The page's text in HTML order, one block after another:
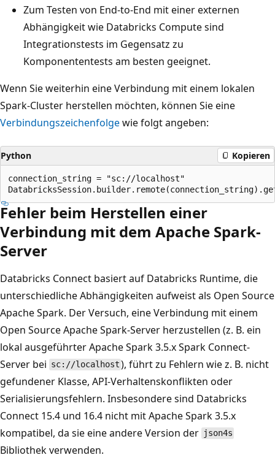
Zum Testen von End-to-End mit einer externen
Abhängigkeit wie Databricks Compute sind
Integrationstests im Gegensatz zu
Komponententests am besten geeignet.
Wenn Sie weiterhin eine Verbindung mit einem lokalen
Spark-Cluster herstellen möchten, können Sie eine
Verbindungszeichenfolgewie folgt angeben:
Python Kopieren
connection_string = "sc://localhost"
Fehler beim Herstellen einer
Verbindung mit dem Apache Spark-
Server
Databricks Connect basiert auf Databricks Runtime, die
unterschiedliche Abhängigkeiten aufweist als Open Source
Apache Spark. Der Versuch, eine Verbindung mit einem
Open Source Apache Spark-Server herzustellen (z. B. ein
lokal ausgeführter Apache Spark 3.5.x Spark Connect-
Server bei sc://localhost ), führt zu Fehlern wie z. B. nicht
gefundener Klasse, API-Verhaltenskonflikten oder
Serialisierungsfehlern. Insbesondere sind Databricks
Connect 15.4 und 16.4 nicht mit Apache Spark 3.5.x
kompatibel, da sie eine andere Version der json4s
Bibliothek verwenden.